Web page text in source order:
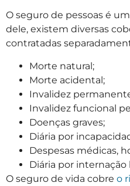
O seguro de pessoas é
dele, existem diversas
contratadas
Morte natural;
Morte acidental;
Invalidez
Invalidez funcional
Doenças graves;
Diária por
Despesas médicas,
Diária por internação
O seguro de vida cobre o